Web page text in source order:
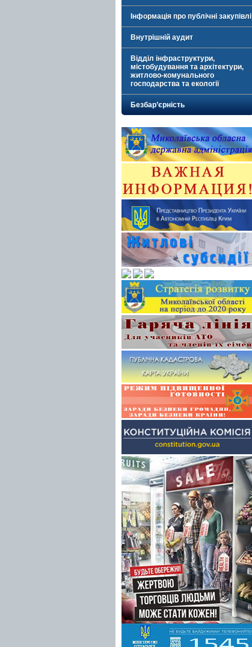
Інформація про публічні закупівлі
Внутрішній аудит
Відділ інфраструктури,
містобудування та архітектури,
житлово-комунального
господарства та екології
Безбар’єрність